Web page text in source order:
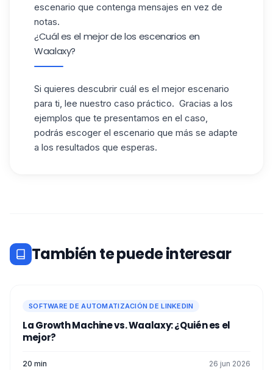
escenario que contenga mensajes en vez de
notas.
¿Cuál es el mejor de los escenarios en
Waalaxy?
Si quieres descubrir cuál es el mejor escenario
para ti, lee nuestro caso práctico. Gracias a los
ejemplos que te presentamos en el caso,
podrás escoger el escenario que más se adapte
a los resultados que esperas.
También te puede interesar
SOFTWARE DE AUTOMATIZACIÓN DE LINKEDIN
La Growth Machine vs. Waalaxy: ¿Quién es el
mejor?
20 min 26 jun 2026